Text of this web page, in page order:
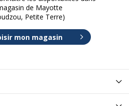
de Mayotte
Petite Terre)
mon magasin